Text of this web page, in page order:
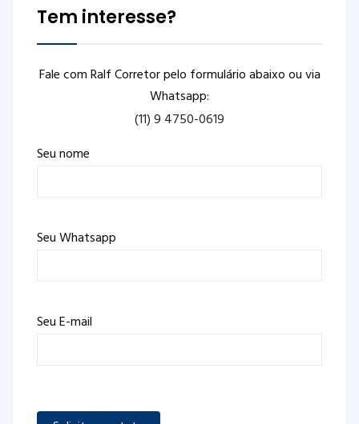
Tem interesse?
Fale com Ralf Corretor pelo formulário abaixo ou via
Whatsapp:
(11) 9 4750-0619
Seu nome
Seu Whatsapp
Seu E-mail